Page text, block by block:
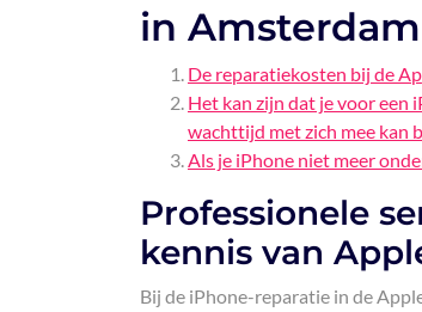
in Amsterdam
De reparatiekosten bij de
Het kan zijn dat je voor een
wachttijd met zich mee kan
Als je iPhone niet meer
Professionele
kennis van
Bij de iPhone-reparatie in de